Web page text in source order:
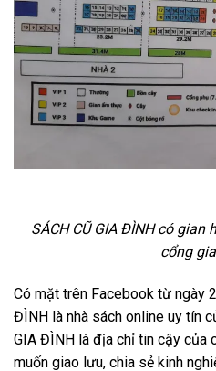
SÁCH CŨ GIA ĐÌNH có gian
cổng
Có mặt trên Facebook từ ngày
ĐÌNH là nhà sách online uy tín
GIA ĐÌNH là địa chỉ tin cậy của
muốn giao lưu, chia sẻ kinh